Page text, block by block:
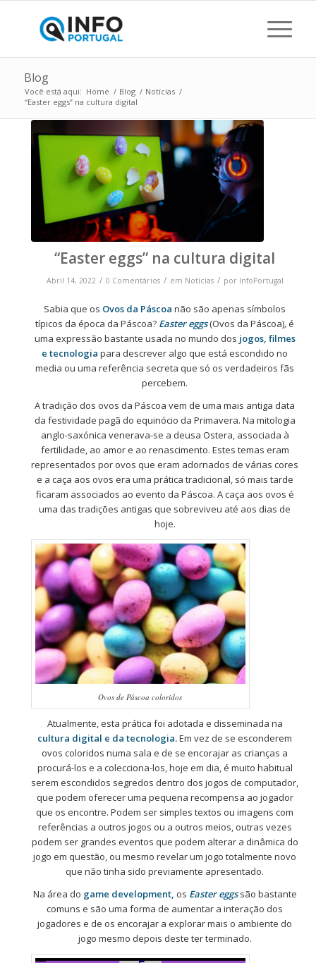
Blog
Você está aqui: Home / Blog / Notícias /
“Easter eggs” na cultura digital
“Easter eggs” na cultura digital
Abril 14, 2022 / 0 Comentários / em Notícias / por InfoPortugal
Sabia que os Ovos da Páscoa não são apenas símbolos
típicos da época da Páscoa? Easter eggs(Ovos da Páscoa),é
uma expressão bastante usada no mundo dos jogos, filmes
e tecnologia para descrever algo que está escondido no
media ou uma referência secreta que só os verdadeiros fãs
percebem.
A tradição dos ovos da Páscoa vem de uma mais antiga data
da festividade pagã do equinócio da Primavera. Na mitologia
anglo-saxónica venerava-se a deusa Ostera, associada à
fertilidade, ao amor e ao renascimento. Estes temas eram
representados por ovos que eram adornados de várias cores
e a caça aos ovos era uma prática tradicional, só mais tarde
ficaram associados ao evento da Páscoa. A caça aos ovos é
uma das tradições antigas que sobreviveu até aos dias de
hoje.
Ovos de Páscoa coloridos
Atualmente, esta prática foi adotada e disseminada na
cultura digital e da tecnologia.Em vez de se esconderem
ovos coloridos numa sala e de se encorajar as crianças a
procurá-los e a colecciona-los, hoje em dia, é muito habitual
serem escondidos segredos dentro dos jogos de computador,
que podem oferecer uma pequena recompensa ao jogador
que os encontre. Podem ser simples textos ou imagens com
referências a outros jogos ou a outros meios, outras vezes
podem ser grandes eventos que podem alterar a dinâmica do
jogo em questão, ou mesmo revelar um jogo totalmente novo
que não tinha sido previamente apresentado.
Na área do game development, os Easter eggssão bastante
comuns e são uma forma de aumentar a interação dos
jogadores e de os encorajar a explorar mais o ambiente do
jogo mesmo depois deste ter terminado.